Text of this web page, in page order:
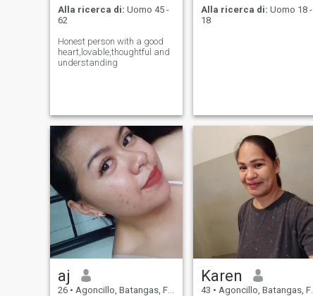
Alla ricerca di: Uomo 45 -
62
Honest person with a good
heart,lovable,thoughtful and
understanding
Alla ricerca di: Uomo 18 -
18
aj
26 • Agoncillo, Batangas, Filippine
Karen
43 • Agoncillo, Batangas, Filippine